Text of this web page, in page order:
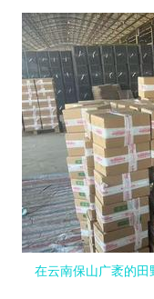
在云南保山广袤的